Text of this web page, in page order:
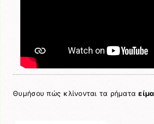
Θυμήσου πώς κλίνονται τα ρήματα